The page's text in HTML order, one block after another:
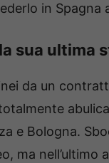
in Spagna
sua ultima
da un
e Bologna.
ma